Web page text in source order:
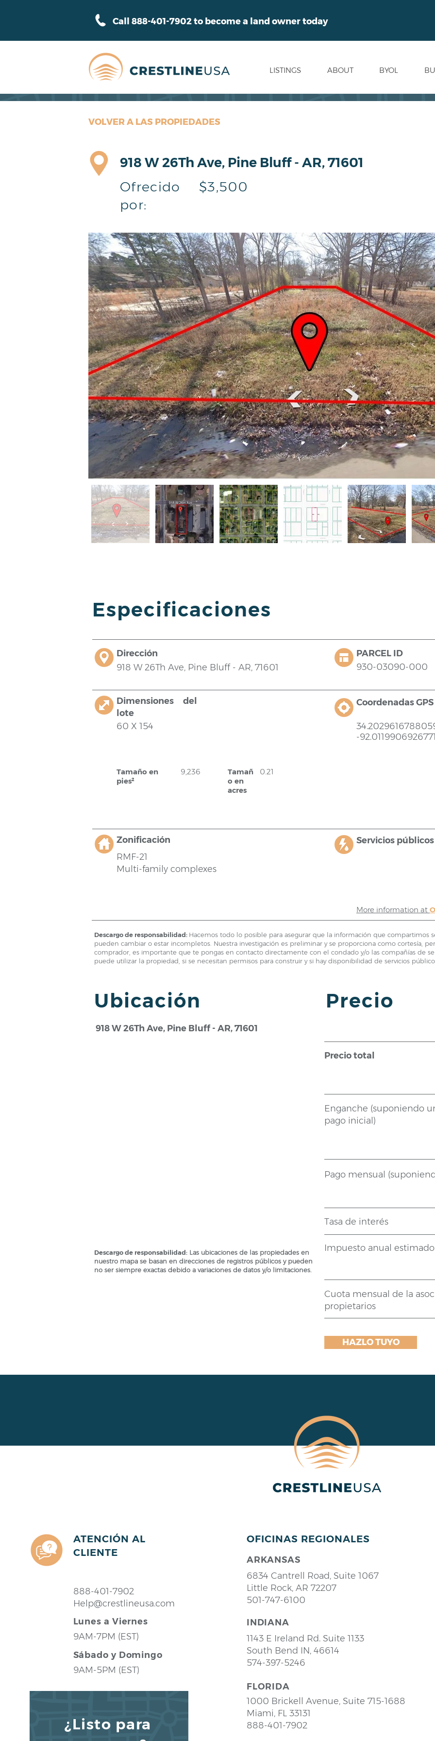
Call 888-401-7902 to become a land owner today
LISTINGS ABOUT BYOL
VOLVER A LAS PROPIEDADES
918 W 26Th Ave, Pine Bluff - AR, 71601
Ofrecido
por:
$3,500
Especificaciones
Dirección
918 W 26Th Ave, Pine Bluff - AR, 71601
PARCEL ID
930-03090-000
Dimensiones del
lote
60 X 154
Tamaño en
pies²
9,236
Tamañ
o en
acres
0.21
Coordenadas GPS
-
Zonificación
RMF-21
Multi-family complexes
Servicios públicos
More information at
Descargo de responsabilidad: Hacemos todo lo posible para asegurar que la información que compartimos
pueden cambiar o estar incompletos. Nuestra investigación es preliminar y se proporciona como cortesía,
comprador, es importante que te pongas en contacto directamente con el condado y/o las compañías de
puede utilizar la propiedad, si se necesitan permisos para construir y si hay disponibilidad de servicios
Ubicación
918 W 26Th Ave, Pine Bluff - AR, 71601
Descargo de responsabilidad: Las ubicaciones de las propiedades en
nuestro mapa se basan en direcciones de registros públicos y pueden
no ser siempre exactas debido a variaciones de datos y/o limitaciones.
Precio
Precio total
Enganche (suponiendo
pago inicial)
Pago mensual
Tasa de interés
Impuesto anual estimado
Cuota mensual de la
propietarios
HAZLO TUYO
ATENCIÓN AL
CLIENTE
888-401-7902
Help@crestlineusa.com
Lunes a Viernes
9AM-7PM (EST)
Sábado y Domingo
9AM-5PM (EST)
¿Listo para
OFICINAS REGIONALES
ARKANSAS
6834 Cantrell Road, Suite 1067
Little Rock, AR 72207
501-747-6100
INDIANA
1143 E Ireland Rd. Suite 1133
South Bend IN, 46614
574-397-5246
FLORIDA
1000 Brickell Avenue, Suite 715-1688
Miami, FL 33131
888-401-7902